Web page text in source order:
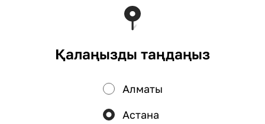
Тиімді ядрода жұмыс істейді
Науқандар, жеңілдіктер, кэшбэк – біздің қосымшада!
Қалаңызды таңдаңыз
Алматы
Астана